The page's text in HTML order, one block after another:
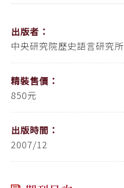
出版者：
中央研究院歷史語言研究所
精裝售價：
850元
出版時間：
2007/12